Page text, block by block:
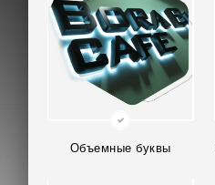
Объемные буквы